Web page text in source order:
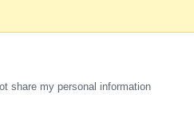
share my personal information